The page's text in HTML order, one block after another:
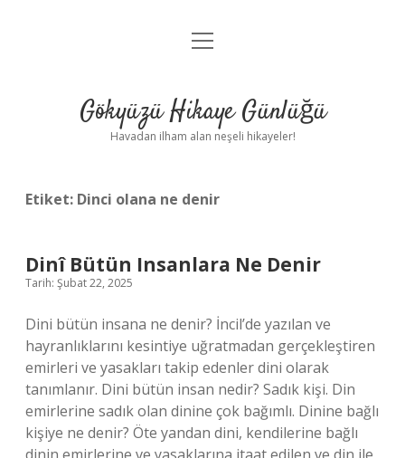
Anasayfa
Yasal Uyarı
menüyü
Gökyüzü Hikaye Günlüğü
Havadan ilham alan neşeli hikayeler!
Etiket: Dinci olana ne denir
Dinî Bütün Insanlara Ne Denir
Tarih: Şubat 22, 2025
Dini bütün insana ne denir? İncil’de yazılan ve
hayranlıklarını kesintiye uğratmadan gerçekleştiren
emirleri ve yasakları takip edenler dini olarak
tanımlanır. Dini bütün insan nedir? Sadık kişi. Din
emirlerine sadık olan dinine çok bağımlı. Dinine bağlı
kişiye ne denir? Öte yandan dini, kendilerine bağlı